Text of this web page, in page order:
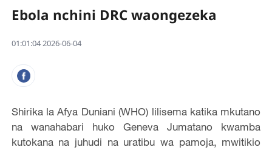
Ebola nchini DRC waongezeka
01:01:04 2026-06-04
Shirika la Afya Duniani (WHO) lilisema katika mkutano
na wanahabari huko Geneva Jumatano kwamba
kutokana na juhudi na uratibu wa pamoja, mwitikio